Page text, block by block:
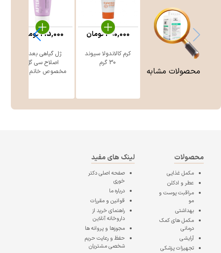
محصولات مشابه
کرم کالاندولا سیوند
30 گرم
390,000تومان
ژل گیاهی بعد از
اصلاح سی گل
مخصوص خانم ه ...
215,000تومان
محصولات
مکمل غذایی
عطر و ادکلن
مراقبت پوست و
مو
بهداشتی
مکمل های کمک
درمانی
آرایشی
تجهیزات پزشکی
لینک های مفید
صفحه اصلیدکتر
خوری
درباره ما
قوانین و مقررات
راهنمای خرید از
داروخانه آنلاین
مجوزها و پروانه ها
حفظ و رعایت حریم
شخصی مشتریان